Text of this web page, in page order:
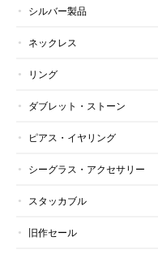
シルバー製品
ネックレス
リング
ダブレット・ストーン
ピアス・イヤリング
シーグラス・アクセサリー
スタッカブル
旧作セール